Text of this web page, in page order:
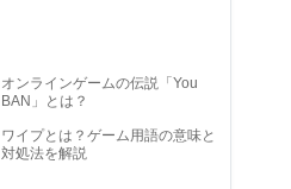
オンラインゲームの伝説「You
BAN」とは？
ワイプとは？ゲーム用語の意味と
対処法を解説